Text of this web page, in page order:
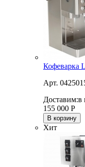
Кофеварка
Арт.
Доставим:в
155 000 Р
В корзину
Хит